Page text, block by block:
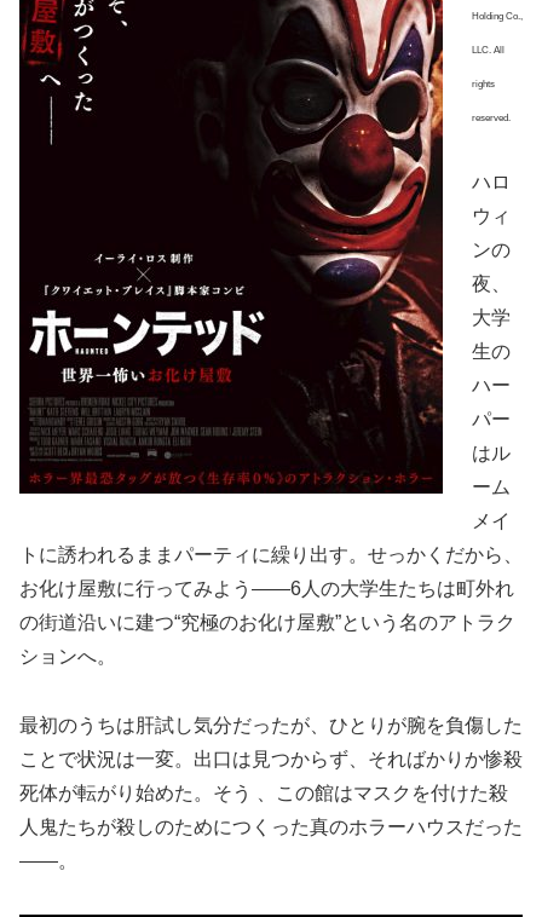
Holding Co.,
LLC. All
rights
reserved.
ハロ
ウィ
ンの
夜、
大学
生の
ハー
パー
はル
ーム
メイ
トに誘われるままパーティに繰り出す。せっかくだから、
お化け屋敷に行ってみよう――6人の大学生たちは町外れ
の街道沿いに建つ“究極のお化け屋敷”という名のアトラク
ションへ。
最初のうちは肝試し気分だったが、ひとりが腕を負傷した
ことで状況は一変。出口は見つからず、そればかりか惨殺
死体が転がり始めた。そう 、この館はマスクを付けた殺
人鬼たちが殺しのためにつくった真のホラーハウスだった
――。